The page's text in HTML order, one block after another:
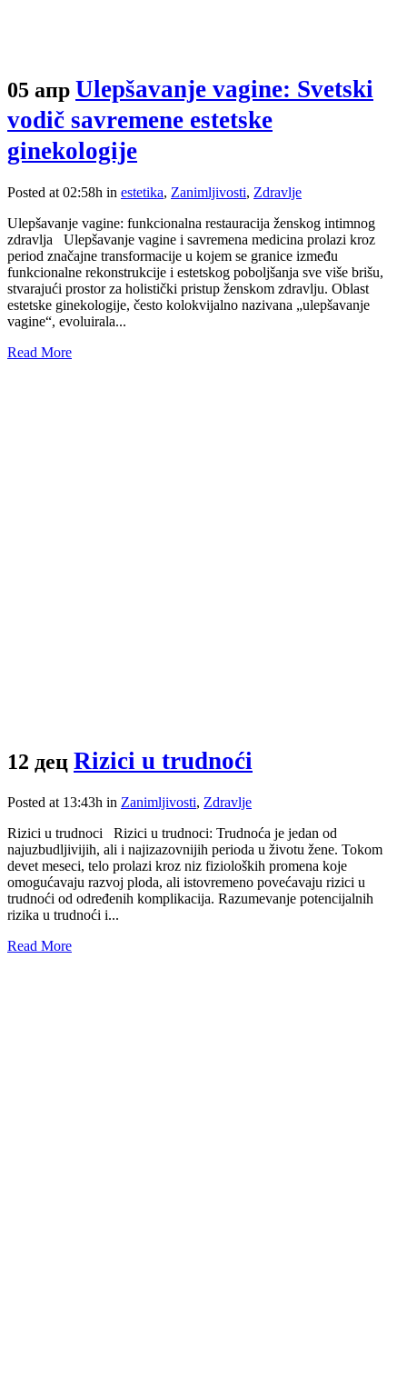
05 апр Ulepšavanje vagine: Svetski
vodič savremene estetske
ginekologije
Posted at 02:58h in estetika, Zanimljivosti, Zdravlje
Ulepšavanje vagine: funkcionalna restauracija ženskog intimnog
zdravlja Ulepšavanje vagine i savremena medicina prolazi kroz
period značajne transformacije u kojem se granice između
funkcionalne rekonstrukcije i estetskog poboljšanja sve više brišu,
stvarajući prostor za holistički pristup ženskom zdravlju. Oblast
estetske ginekologije, često kolokvijalno nazivana „ulepšavanje
vagine“, evoluirala...
Read More
12 дец Rizici u trudnoći
Posted at 13:43h in Zanimljivosti, Zdravlje
Rizici u trudnoci Rizici u trudnoci: Trudnoća je jedan od
najuzbudljivijih, ali i najizazovnijih perioda u životu žene. Tokom
devet meseci, telo prolazi kroz niz fizioloških promena koje
omogućavaju razvoj ploda, ali istovremeno povećavaju rizici u
trudnoći od određenih komplikacija. Razumevanje potencijalnih
rizika u trudnoći i...
Read More